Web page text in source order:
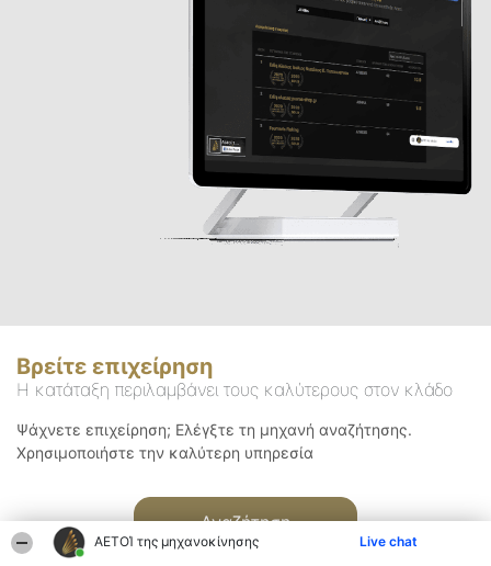
ΑΕΤΟΊ της μηχανοκίνησης Live chat
Βρείτε επιχείρηση
Η κατάταξη περιλαμβάνει τους καλύτερους στον κλάδο
Ψάχνετε επιχείρηση; Ελέγξτε τη μηχανή αναζήτησης.
Χρησιμοποιήστε την καλύτερη υπηρεσία
Αναζήτηση